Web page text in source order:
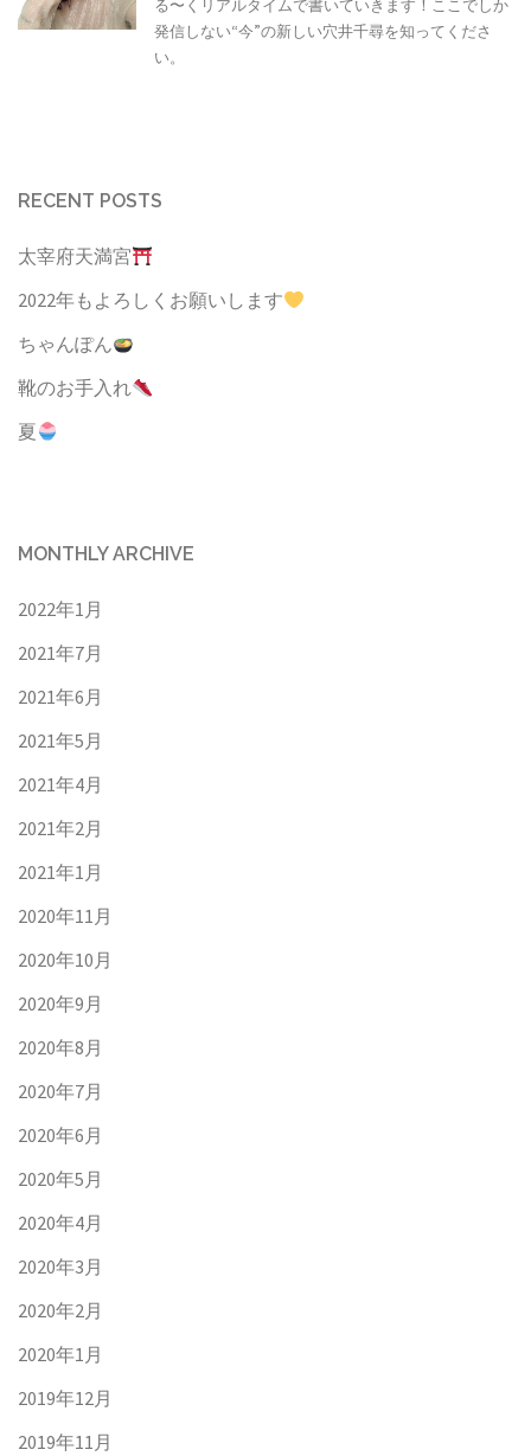
る〜くリアルタイムで書いていきます！ここでしか
発信しない“今”の新しい穴井千尋を知ってくださ
い。
RECENT POSTS
太宰府天満宮
2022年もよろしくお願いします
ちゃんぽん
靴のお手入れ
夏
MONTHLY ARCHIVE
2022年1月
2021年7月
2021年6月
2021年5月
2021年4月
2021年2月
2021年1月
2020年11月
2020年10月
2020年9月
2020年8月
2020年7月
2020年6月
2020年5月
2020年4月
2020年3月
2020年2月
2020年1月
2019年12月
2019年11月